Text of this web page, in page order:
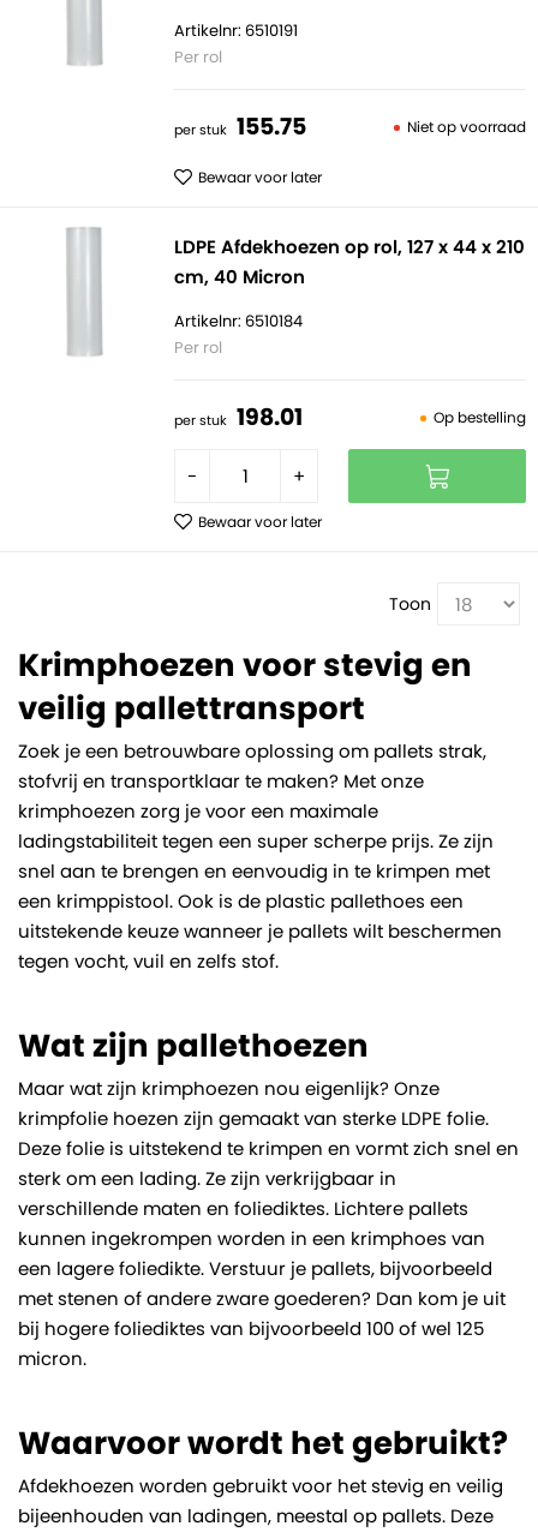
Artikelnr: 6510191
Per rol
per stuk 155.75 Niet op voorraad
Bewaar voor later
LDPE Afdekhoezen op rol, 127 x 44 x 210
cm, 40 Micron
Artikelnr: 6510184
Per rol
per stuk 198.01 Op bestelling
- +
Bewaar voor later
Toon
Krimphoezen voor stevig en
veilig pallettransport
Zoek je een betrouwbare oplossing om pallets strak,
stofvrij en transportklaar te maken? Met onze
krimphoezen zorg je voor een maximale
ladingstabiliteit tegen een super scherpe prijs. Ze zijn
snel aan te brengen en eenvoudig in te krimpen met
een krimppistool. Ook is de plastic pallethoes een
uitstekende keuze wanneer je pallets wilt beschermen
tegen vocht, vuil en zelfs stof.
Wat zijn pallethoezen
Maar wat zijn krimphoezen nou eigenlijk? Onze
krimpfolie hoezen zijn gemaakt van sterke LDPE folie.
Deze folie is uitstekend te krimpen en vormt zich snel en
sterk om een lading. Ze zijn verkrijgbaar in
verschillende maten en foliediktes. Lichtere pallets
kunnen ingekrompen worden in een krimphoes van
een lagere foliedikte. Verstuur je pallets, bijvoorbeeld
met stenen of andere zware goederen? Dan kom je uit
bij hogere foliediktes van bijvoorbeeld 100 of wel 125
micron.
Waarvoor wordt het gebruikt?
Afdekhoezen worden gebruikt voor het stevig en veilig
bijeenhouden van ladingen, meestal op pallets. Deze